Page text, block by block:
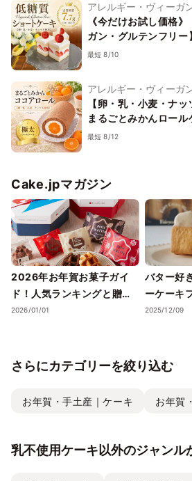
アレルギー・ヴィーガ
L'AURA(ローラ)
《今だけお試し価格
ガン・グルテンフリー
4個入り
最短 8/10
アレルギー・ヴィーガ
L'AURA(ローラ)
【卵・乳・小麦・ナ
まるごとみかんロール
最短 8/12
Cake.jpマガジン
2026年お年賀お菓子ガイ
ド！人気ランキングと贈り
方のポイント
2026/01/01
バター好
ーケーキ
そのもの”
も
2025/12/09
さらにカテゴリーを絞り込む
お年賀・手土産｜ケーキ お年賀
乳不使用ケーキ以外のジャンル